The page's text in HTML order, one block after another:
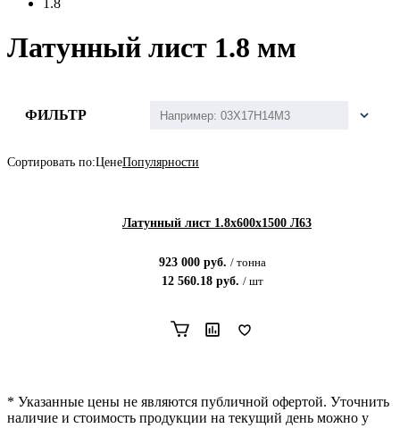
1.8
Латунный лист 1.8 мм
ФИЛЬТР
Сортировать по:ЦенеПопулярности
Латунный лист 1.8x600х1500 Л63
923 000 руб. / тонна
12 560.18 руб. / шт
* Указанные цены не являются публичной офертой. Уточнить
наличие и стоимость продукции на текущий день можно у